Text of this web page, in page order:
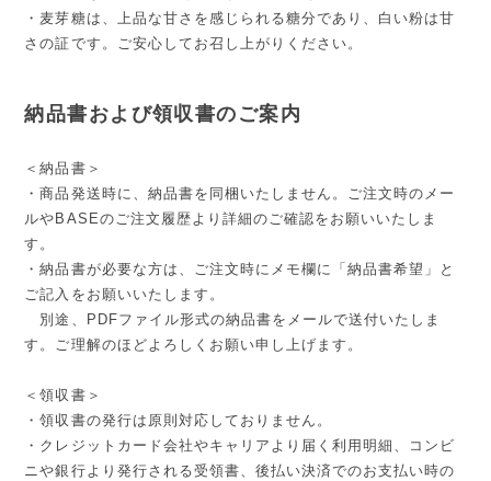
・麦芽糖は、上品な甘さを感じられる糖分であり、白い粉は甘
さの証です。ご安心してお召し上がりください。
納品書および領収書のご案内
＜納品書＞
・商品発送時に、納品書を同梱いたしません。ご注文時のメー
ルやBASEのご注文履歴より詳細のご確認をお願いいたしま
す。
・納品書が必要な方は、ご注文時にメモ欄に「納品書希望」と
ご記入をお願いいたします。
別途、PDFファイル形式の納品書をメールで送付いたしま
す。ご理解のほどよろしくお願い申し上げます。
＜領収書＞
・領収書の発行は原則対応しておりません。
・クレジットカード会社やキャリアより届く利用明細、コンビ
ニや銀行より発行される受領書、後払い決済でのお支払い時の